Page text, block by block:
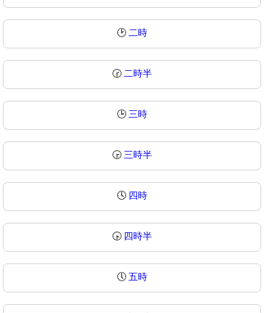
🕑 二時
🕝 二時半
🕒 三時
🕞 三時半
🕓 四時
🕟 四時半
🕔 五時